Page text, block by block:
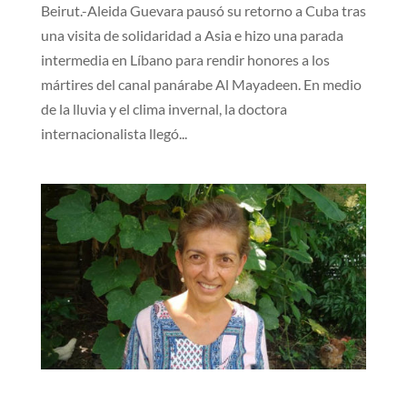
Beirut.-Aleida Guevara pausó su retorno a Cuba tras
una visita de solidaridad a Asia e hizo una parada
intermedia en Líbano para rendir honores a los
mártires del canal panárabe Al Mayadeen. En medio
de la lluvia y el clima invernal, la doctora
internacionalista llegó...